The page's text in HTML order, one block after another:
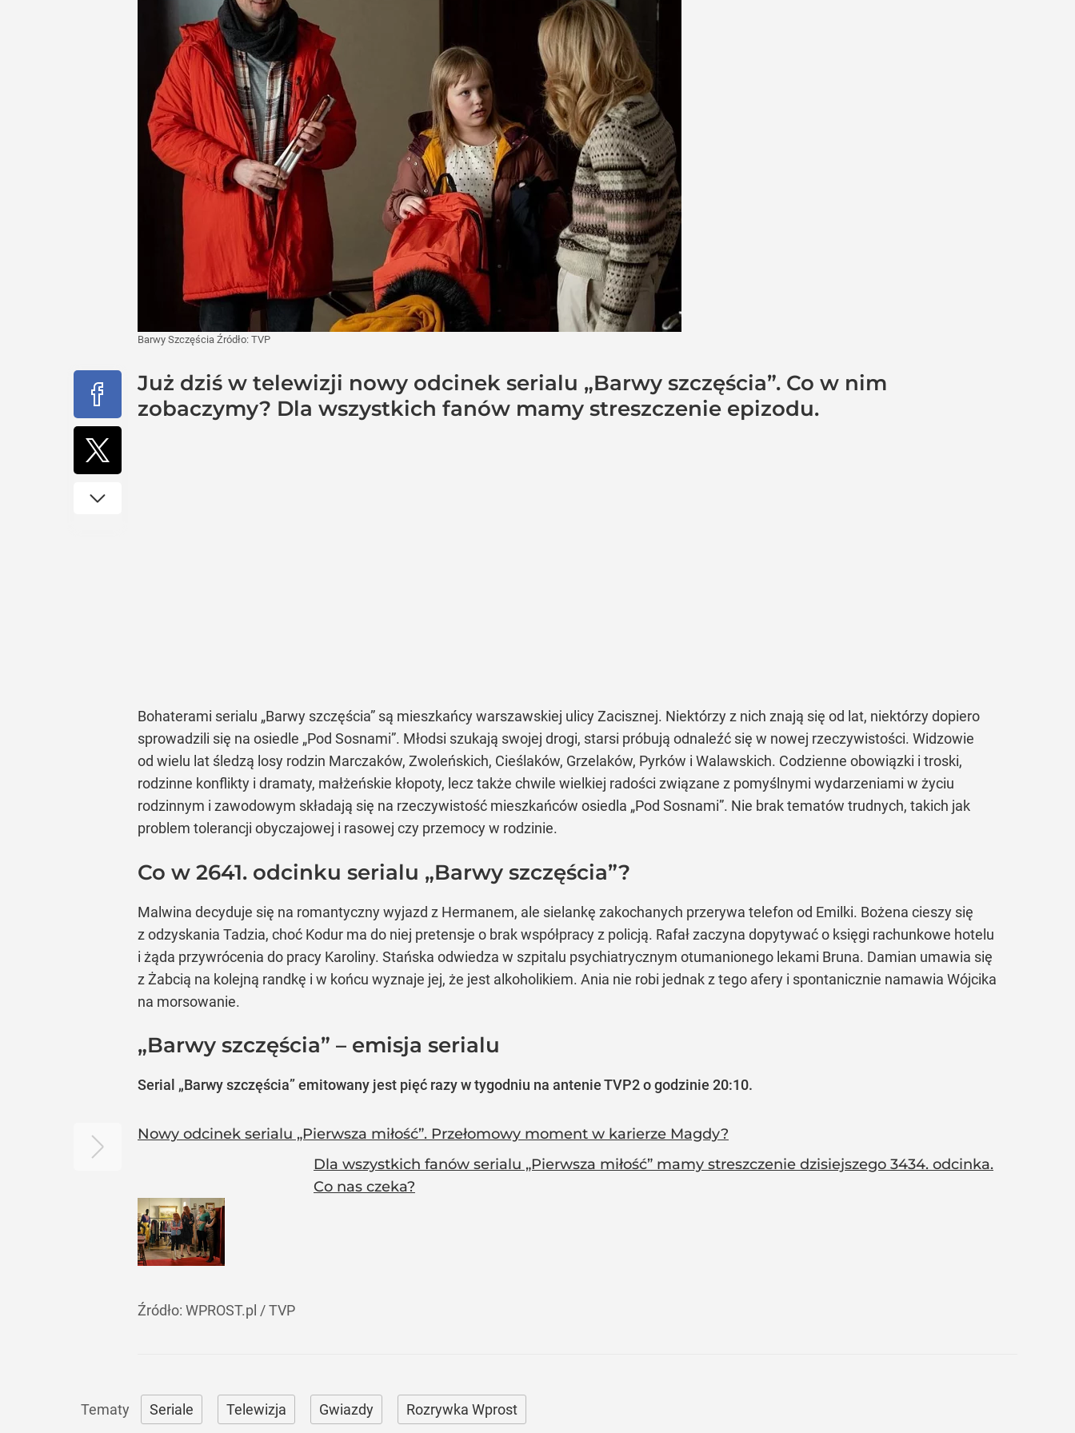
Barwy Szczęścia Źródło: TVP
Już dziś w telewizji nowy odcinek serialu „Barwy szczęścia”. Co w nim
zobaczymy? Dla wszystkich fanów mamy streszczenie epizodu.
Bohaterami serialu „Barwy szczęścia” są mieszkańcy warszawskiej ulicy Zacisznej. Niektórzy z nich znają się od lat, niektórzy dopiero
sprowadzili się na osiedle „Pod Sosnami”. Młodsi szukają swojej drogi, starsi próbują odnaleźć się w nowej rzeczywistości. Widzowie
od wielu lat śledzą losy rodzin Marczaków, Zwoleńskich, Cieślaków, Grzelaków, Pyrków i Walawskich. Codzienne obowiązki i troski,
rodzinne konflikty i dramaty, małżeńskie kłopoty, lecz także chwile wielkiej radości związane z pomyślnymi wydarzeniami w życiu
rodzinnym i zawodowym składają się na rzeczywistość mieszkańców osiedla „Pod Sosnami”. Nie brak tematów trudnych, takich jak
problem tolerancji obyczajowej i rasowej czy przemocy w rodzinie.
Co w 2641. odcinku serialu „Barwy szczęścia”?
Malwina decyduje się na romantyczny wyjazd z Hermanem, ale sielankę zakochanych przerywa telefon od Emilki. Bożena cieszy się
z odzyskania Tadzia, choć Kodur ma do niej pretensje o brak współpracy z policją. Rafał zaczyna dopytywać o księgi rachunkowe hotelu
i żąda przywrócenia do pracy Karoliny. Stańska odwiedza w szpitalu psychiatrycznym otumanionego lekami Bruna. Damian umawia się
z Żabcią na kolejną randkę i w końcu wyznaje jej, że jest alkoholikiem. Ania nie robi jednak z tego afery i spontanicznie namawia Wójcika
na morsowanie.
„Barwy szczęścia” – emisja serialu
Serial „Barwy szczęścia” emitowany jest pięć razy w tygodniu na antenie TVP2 o godzinie 20:10.
Nowy odcinek serialu „Pierwsza miłość”. Przełomowy moment w karierze Magdy?
Dla wszystkich fanów serialu „Pierwsza miłość” mamy streszczenie dzisiejszego 3434. odcinka.
Co nas czeka?
Źródło: WPROST.pl /TVP
Seriale Telewizja Gwiazdy Rozrywka Wprost